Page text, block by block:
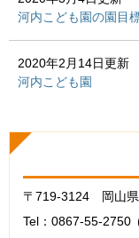
河内こども園の園目
2020年2月14日更新
河内こども園
〒719-3124 岡山県
Tel：0867-55-2750